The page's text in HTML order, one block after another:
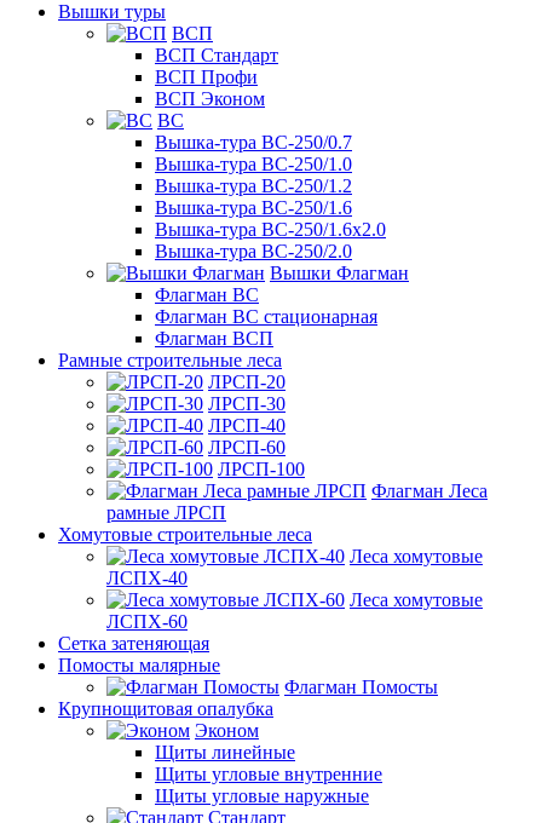
Вышки туры
ВСП
ВСП Стандарт
ВСП Профи
ВСП Эконом
ВС
Вышка-тура ВС-250/0.7
Вышка-тура ВС-250/1.0
Вышка-тура ВС-250/1.2
Вышка-тура ВС-250/1.6
Вышка-тура ВС-250/1.6х2.0
Вышка-тура ВС-250/2.0
Вышки Флагман
Флагман ВС
Флагман ВС стационарная
Флагман ВСП
Рамные строительные леса
ЛРСП-20
ЛРСП-30
ЛРСП-40
ЛРСП-60
ЛРСП-100
Флагман Леса
рамные ЛРСП
Хомутовые строительные леса
Леса хомутовые
ЛСПХ-40
Леса хомутовые
ЛСПХ-60
Сетка затеняющая
Помосты малярные
Флагман Помосты
Крупнощитовая опалубка
Эконом
Щиты линейные
Щиты угловые внутренние
Щиты угловые наружные
Стандарт